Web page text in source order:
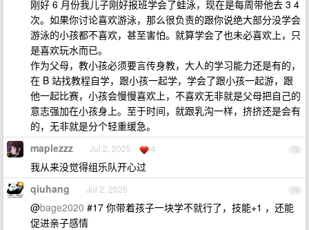
刚好 6 月份我儿子刚好报班学会了蛙泳，现在是每周带他去 3 4
次。如果你讨论喜欢游泳，那么很负责的跟你说绝大部分没学会
游泳的小孩都不喜欢，甚至害怕。就算学会了也未必喜欢上，只
是喜欢玩水而已。
作为父母，教小孩必须要言传身教，大人的学习能力还是有的，
在 B 站找教程自学，跟小孩一起学，学会了跟小孩一起游，跟
他一起比赛，小孩会慢慢喜欢上，不喜欢无非就是父母把自己的
意志强加在小孩身上。至于时间，就跟乳沟一样，挤挤还是会有
的，无非就是分个轻重缓急。
73
maplezzz Jul 2, 2025 4
我从来没觉得组乐队开心过
74
qiuhang Jul 2, 2025
@bage2020 #17 你带着孩子一块学不就行了，技能+1 ，还能
促进亲子感情